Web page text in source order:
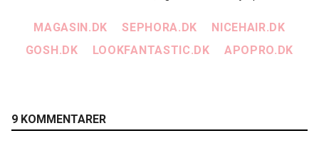
MAGASIN.DK SEPHORA.DK
NICEHAIR.DK
GOSH.DK
LOOKFANTASTIC.DK APOPRO.DK
9 KOMMENTARER